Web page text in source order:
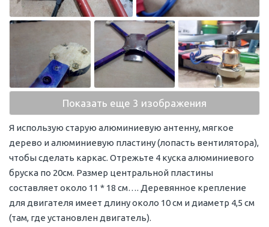
Показать еще 3 изображения
Я использую старую алюминиевую антенну, мягкое
дерево и алюминиевую пластину (лопасть вентилятора),
чтобы сделать каркас. Отрежьте 4 куска алюминиевого
бруска по 20см. Размер центральной пластины
составляет около 11 * 18 см…. Деревянное крепление
для двигателя имеет длину около 10 см и диаметр 4,5 см
(там, где установлен двигатель).